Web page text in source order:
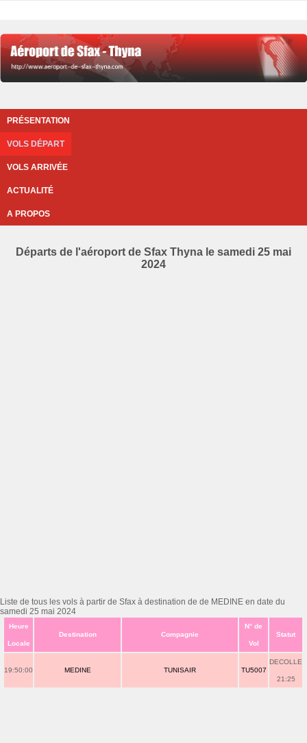
PRÉSENTATION
VOLS DÉPART
VOLS ARRIVÉE
ACTUALITÉ
A PROPOS
Départs de l'aéroport de Sfax Thyna le samedi 25 mai
2024
Liste de tous les vols à partir de Sfax à destination de de MEDINE en date du
samedi 25 mai 2024
Heure
Locale
Destination Compagnie
N° de
Vol
Statut
19:50:00 MEDINE TUNISAIR TU5007
DECOLLE
21:25